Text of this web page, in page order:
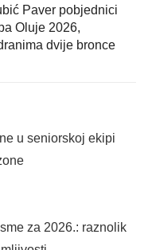
Paver pobjednici
Oluje 2026,
dvije bronce
u seniorskoj ekipi
za 2026.: raznolik